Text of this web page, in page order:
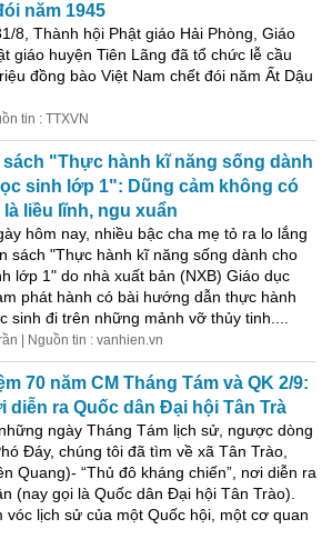
năm 1945
8, Thành hội Phật giáo Hải Phòng, Giáo
giáo huyện Tiên Lãng đã tổ chức lễ cầu
đồng bào Việt Nam chết đói năm Ất Dậu
tin : TTXVN
"Thực hành kĩ năng sống dành
sinh lớp 1": Dũng cảm không có
là liều lĩnh, ngu xuẩn
hôm nay, nhiều bậc cha mẹ tỏ ra lo lắng
sách "Thực hành kĩ năng sống dành cho
lớp 1" do nhà xuất bản (NXB) Giáo dục
phát hành có bài hướng dẫn thực hành
sinh đi trên những mảnh vỡ thủy tinh....
| Nguồn tin : vanhien.vn
70 năm CM Tháng Tám và QK 2/9:
diễn ra Quốc dân Đại hội Tân Trà
ngày Tháng Tám lịch sử, ngược dòng
Đáy, chúng tôi đã tìm về xã Tân Trào,
Quang)- “Thủ đô kháng chiến”, nơi diễn ra
(nay gọi là Quốc dân Đại hội Tân Trào).
lịch sử của một Quốc hội, một cơ quan